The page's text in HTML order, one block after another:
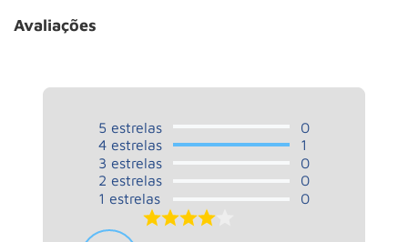
Avaliações
5 estrelas
4 estrelas
3 estrelas
2 estrelas
1 estrelas
0
1
0
0
0